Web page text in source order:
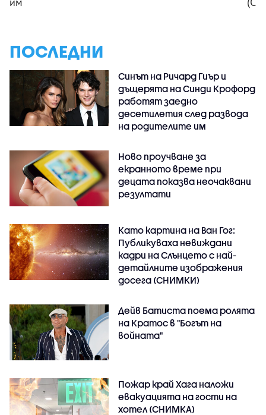
ПОСЛЕДНИ
Синът на Ричард Гиър и
дъщерята на Синди Крофорд
работят заедно
десетилетия след развода
на родителите им
Ново проучване за
екранното време при
децата показва неочаквани
резултати
Като картина на Ван Гог:
Публикуваха невиждани
кадри на Слънцето с най-
детайлните изображения
досега (СНИМКИ)
Дейв Батиста поема ролята
на Кратос в "Богът на
войната"
Пожар край Хага наложи
евакуацията на гости на
хотел (СНИМКА)